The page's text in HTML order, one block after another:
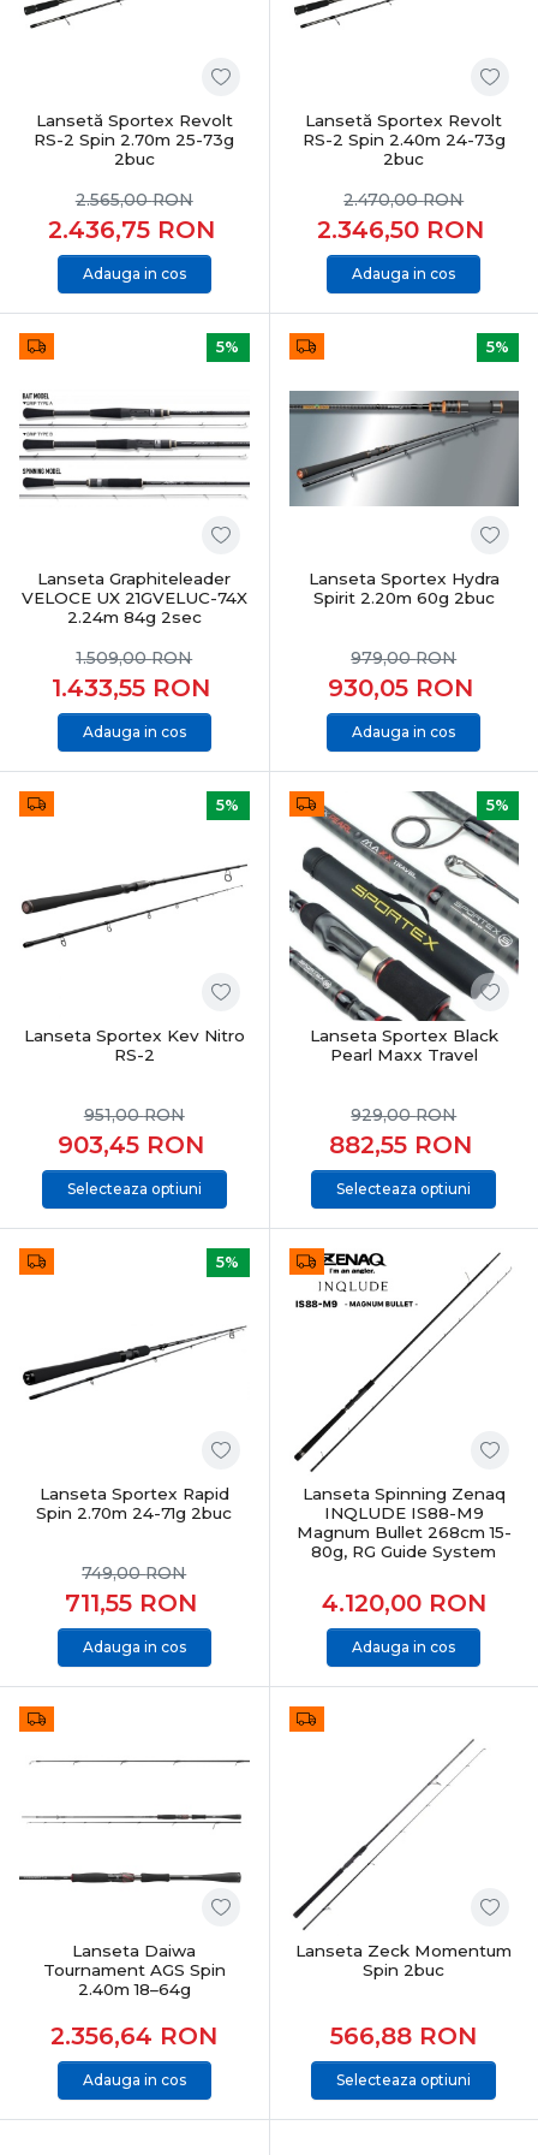
control total asupra nălucii și șanse reale la atacuri
decisive, indiferent de specie sau condiții.
Lansetă Sportex Revolt
RS-2 Spin 2.70m 25-73g
2buc
2.436,75 RON
2.565,00RON
Adauga in cos
Lansetă Sportex Revolt
RS-2 Spin 2.40m 24-73g
2buc
2.346,50 RON
2.470,00RON
Adauga in cos
5%
Lanseta Graphiteleader
VELOCE UX 21GVELUC-74X
2.24m 84g 2sec
1.433,55 RON
1.509,00RON
Adauga in cos
5%
Lanseta Sportex Hydra
Spirit 2.20m 60g 2buc
930,05 RON
979,00RON
Adauga in cos
5%
Lanseta Sportex Kev Nitro
RS-2
903,45 RON
951,00RON
Selecteaza optiuni
5%
Lanseta Sportex Black
Pearl Maxx Travel
882,55 RON
929,00RON
Selecteaza optiuni
5%
Lanseta Sportex Rapid
Spin 2.70m 24-71g 2buc
711,55 RON
749,00RON
Adauga in cos
Lanseta Spinning Zenaq
INQLUDE IS88-M9
Magnum Bullet 268cm 15-
80g, RG Guide System
4.120,00 RON
Adauga in cos
Lanseta Daiwa
Tournament AGS Spin
2.40m 18–64g
2.356,64 RON
Adauga in cos
Lanseta Zeck Momentum
Spin 2buc
566,88 RON
Selecteaza optiuni